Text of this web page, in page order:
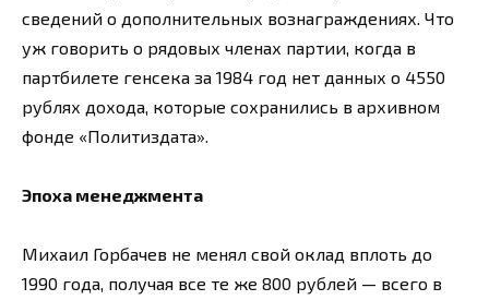
сведений о дополнительных вознаграждениях. Что
уж говорить о рядовых членах партии, когда в
партбилете генсека за 1984 год нет данных о 4550
рублях дохода, которые сохранились в архивном
фонде «Политиздата».
Эпоха менеджмента
Михаил Горбачев не менял свой оклад вплоть до
1990 года, получая все те же 800 рублей — всего в